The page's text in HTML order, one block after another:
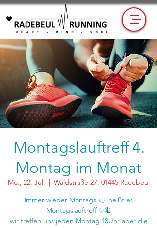
Montagslauftreff 4.
Montag im Monat
Mo., 22. Juli
  |
Waldstraße 27, 01445 Radebeul
immer wieder Montags 👉 heißt es
Montagslauftreff ✨🦎
wir treffen uns jeden Montag 18Uhr aber die